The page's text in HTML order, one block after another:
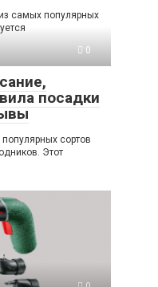
самых популярных
0
посадки
сортов
Этот